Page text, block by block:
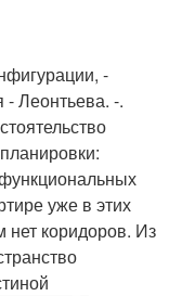
-
- Леонтьева. -.
уже в этих
нет коридоров. Из